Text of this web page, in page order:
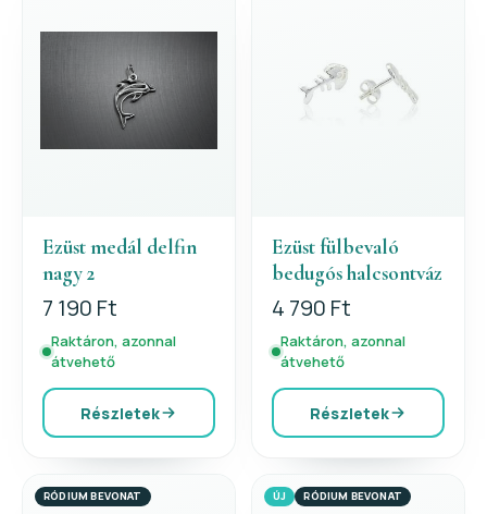
Ezüst medál delfin
nagy 2
7 190 Ft
Raktáron, azonnal
átvehető
Részletek
Ezüst fülbevaló
bedugós halcsontváz
4 790 Ft
Raktáron, azonnal
átvehető
Részletek
RÓDIUM BEVONAT ÚJ RÓDIUM BEVONAT